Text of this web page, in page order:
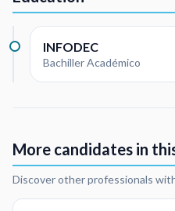
INFODEC
Bachiller Académico
More candidates in
Discover other professionals